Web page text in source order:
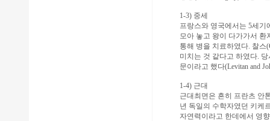
1-3) 중세
프랑스와 영국에서는 5세기
모아 놓고 왕이 다가가서
통해 병을 치료하였다. 찰스
미치는 것 같다고 하였다.
문이라고 했다(Levitan and
1-4) 근대
근대최면은 흔히 프란츠 안
년 독일의 수학자였던 키케
자연력이라고 한데에서 영